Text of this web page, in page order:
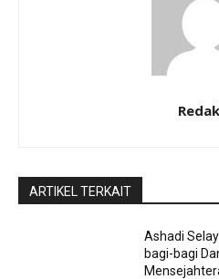
ARTIKEL TERKAIT
Ashadi
bagi-bagi